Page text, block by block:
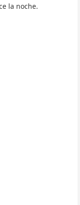
la noche.